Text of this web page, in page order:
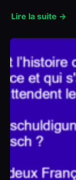
Lire la suite →